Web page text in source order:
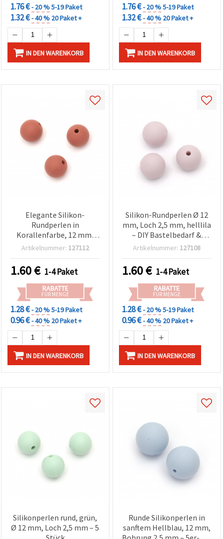
1.76 €- 20 %5-19 Paket
1.32 €- 40 % 20 Paket +
IN DEN WARENKORB
1.76 €- 20 %5-19 Paket
1.32 €- 40 % 20 Paket +
IN DEN WARENKORB
Elegante Silikon-
Rundperlen in
Korallenfarbe, 12 mm,
Loch 2,5 mm – Set mit 5
Artikelnummer: 127112
1.60€ 1-4 Paket
RABATTE
FÜR MENGE
1.28 €- 20 %5-19 Paket
0.96 €- 40 % 20 Paket +
IN DEN WARENKORB
Silikon-Rundperlen Ø 12
mm, Loch 2,5 mm, helllila
– DIY Bastelbedarf &
Schmuckherstellung – 5
Artikelnummer: 127108
1.60€ 1-4 Paket
RABATTE
FÜR MENGE
1.28 €- 20 %5-19 Paket
0.96 €- 40 % 20 Paket +
IN DEN WARENKORB
Silikonperlen rund, grün,
Ø 12 mm, Loch 2,5 mm – 5
Runde Silikonperlen in
sanftem Hellblau, 12 mm,